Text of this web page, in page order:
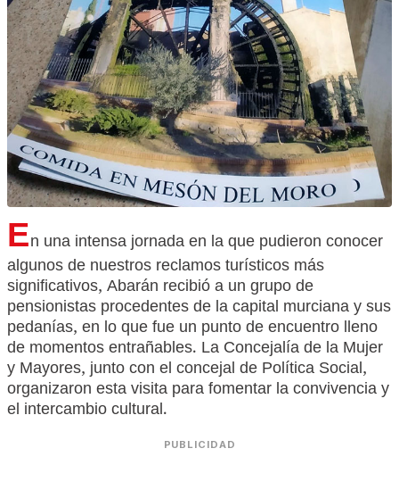
En una intensa jornada en la que pudieron conocer
algunos de nuestros reclamos turísticos más
significativos, Abarán recibió a un grupo de
pensionistas procedentes de la capital murciana y sus
pedanías, en lo que fue un punto de encuentro lleno
de momentos entrañables. La Concejalía de la Mujer
y Mayores, junto con el concejal de Política Social,
organizaron esta visita para fomentar la convivencia y
el intercambio cultural.
PUBLICIDAD